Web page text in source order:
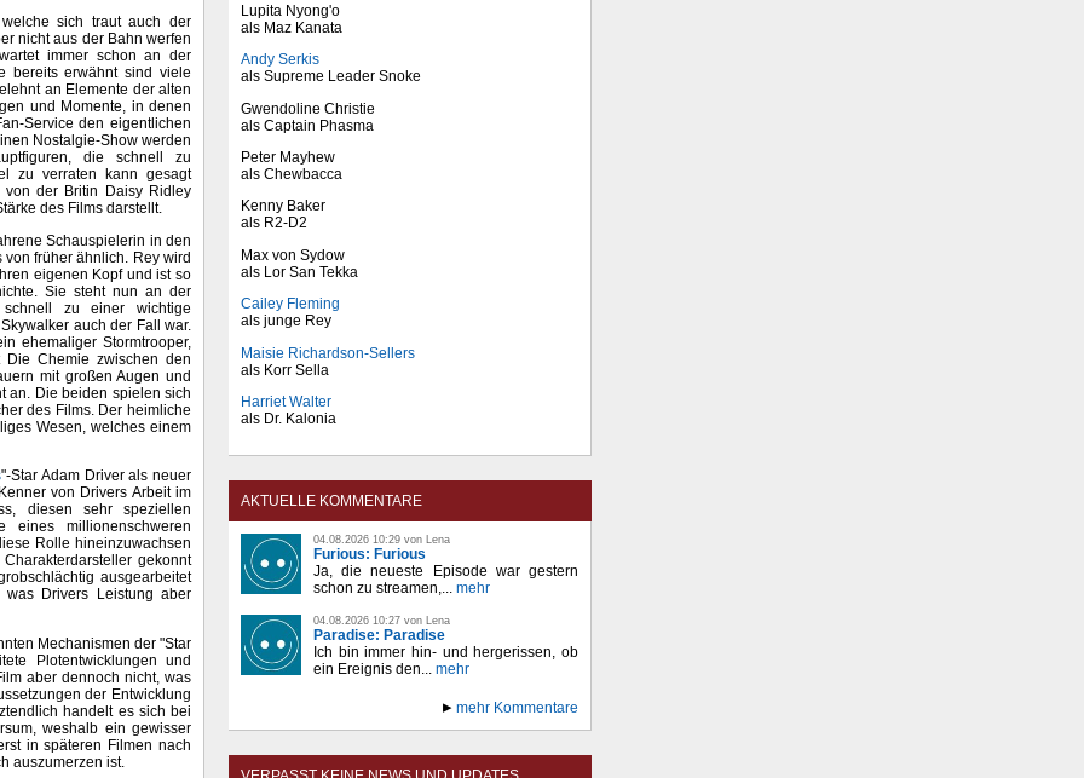
sich traut auch der
nicht aus der Bahn werfen
immer schon an der
bereits erwähnt sind viele
an Elemente der alten
und Momente, in denen
Service den eigentlichen
Nostalgie-Show werden
die schnell zu
zu verraten kann gesagt
der Britin Daisy Ridley
des Films darstellt.
Schauspielerin in den
früher ähnlich. Rey wird
eigenen Kopf und ist so
Sie steht nun an der
zu einer wichtige
auch der Fall war.
ehemaliger Stormtrooper,
Chemie zwischen den
mit großen Augen und
an. Die beiden spielen sich
des Films. Der heimliche
Wesen, welches einem
"-Star Adam Driver als neuer
von Drivers Arbeit im
diesen sehr speziellen
millionenschweren
Rolle hineinzuwachsen
gekonnt
ausgearbeitet
Drivers Leistung aber
Mechanismen der "Star
Plotentwicklungen und
aber dennoch nicht, was
der Entwicklung
handelt es sich bei
weshalb ein gewisser
in späteren Filmen nach
auszumerzen ist.
Lupita Nyong'o
als Maz Kanata
Andy Serkis
als Supreme Leader Snoke
Gwendoline Christie
als Captain Phasma
Peter Mayhew
als Chewbacca
Kenny Baker
als R2-D2
Max von Sydow
als Lor San Tekka
Cailey Fleming
als junge Rey
Maisie Richardson-Sellers
als Korr Sella
Harriet Walter
als Dr. Kalonia
AKTUELLE KOMMENTARE
04.08.2026 10:29 von Lena
Furious: Furious
Ja, die neueste Episode war gestern
schon zu streamen,...
mehr
04.08.2026 10:27 von Lena
Paradise: Paradise
Ich bin immer hin- und hergerissen, ob
ein Ereignis den...
mehr
mehr Kommentare